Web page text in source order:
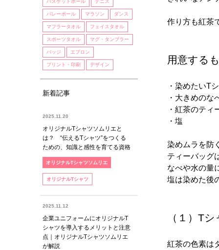
バスケットボール テニス
バレーボール マラソン ダンス
マフラータオル フェイスタオル
スポーツタオル マグ・タンブラー
バッジ エプロン
プリント・印刷 デザイン
新着記事
2025.11.20
オリジナルTシャツソムリエと
は？ “伝えるTシャツ”をつくる
ための、知識と感性を育てる資格
オリジナルTシャツソムリエ
オリジナルTシャツ
2025.11.12
企業ユニフォームにオリジナルT
シャツを導入するメリットと注意
点｜オリジナルTシャツソムリエ
が解説
作り方も紅茶
用意する
・染めたいT
・大きめのな
・紅茶のテ
・塩
染めムラを防
ティーバッグ
なべや水の量
塩は染めた後
（１）T
紅茶の色素は